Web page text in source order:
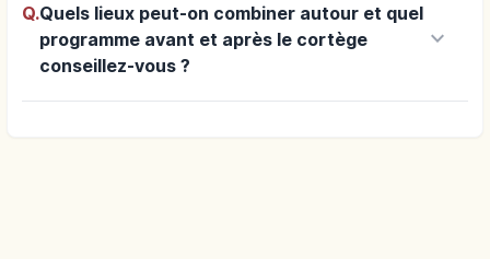
Q.Quels lieux peut-on combiner autour et quel
programme avant et après le cortège
conseillez-vous ?
keyboard_arrow_down